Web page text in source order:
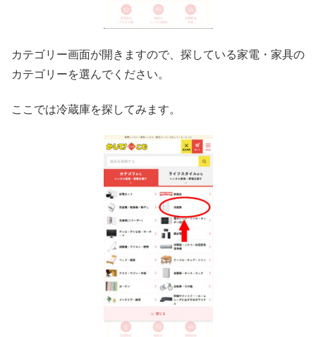
カテゴリー画面が開きますので、探している家電・家具の
カテゴリーを選んでください。
ここでは冷蔵庫を探してみます。